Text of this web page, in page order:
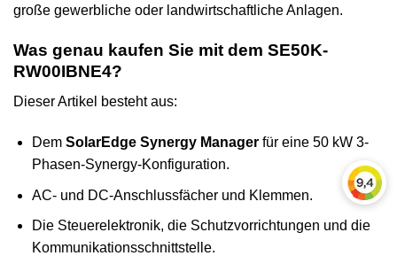
große gewerbliche oder landwirtschaftliche Anlagen.
Was genau kaufen Sie mit dem SE50K-
RW00IBNE4?
Dieser Artikel besteht aus:
Dem SolarEdge Synergy Managerfür eine 50 kW 3-
Phasen-Synergy-Konfiguration.
AC- und DC-Anschlussfächer und Klemmen.
Die Steuerelektronik, die Schutzvorrichtungen und die
Kommunikationsschnittstelle.